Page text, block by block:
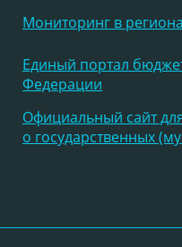
Мониторинг в
Единый портал
Федерации
Официальный сайт
о государственных